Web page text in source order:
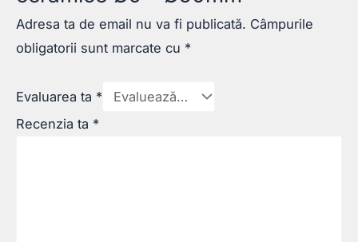
Adresa ta de email nu va fi publicată. Câmpurile
obligatorii sunt marcate cu *
Evaluarea ta *
Recenzia ta *